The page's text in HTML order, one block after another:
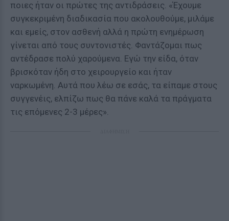
ποιες ήταν οι πρώτες της αντιδράσεις. «Έχουμε
συγκεκριμένη διαδικασία που ακολουθούμε, μιλάμε
και εμείς, στον ασθενή αλλά η πρώτη ενημέρωση
γίνεται από τους συντονιστές. Φαντάζομαι πως
αντέδρασε πολύ χαρούμενα. Εγώ την είδα, όταν
βρισκόταν ήδη στο χειρουργείο και ήταν
ναρκωμένη. Αυτά που λέω σε εσάς, τα είπαμε στους
συγγενέις, ελπίζω πως θα πάνε καλά τα πράγματα
τις επόμενες 2-3 μέρες».